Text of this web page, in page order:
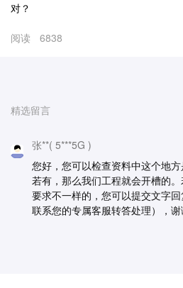
对？
阅读 6838
精选留言
张**( 5***5G )
您好，您可以检查资料中这个地
若有，那么我们工程就会开槽的
要求不一样的，您可以提交文字
联系您的专属客服转答处理），谢